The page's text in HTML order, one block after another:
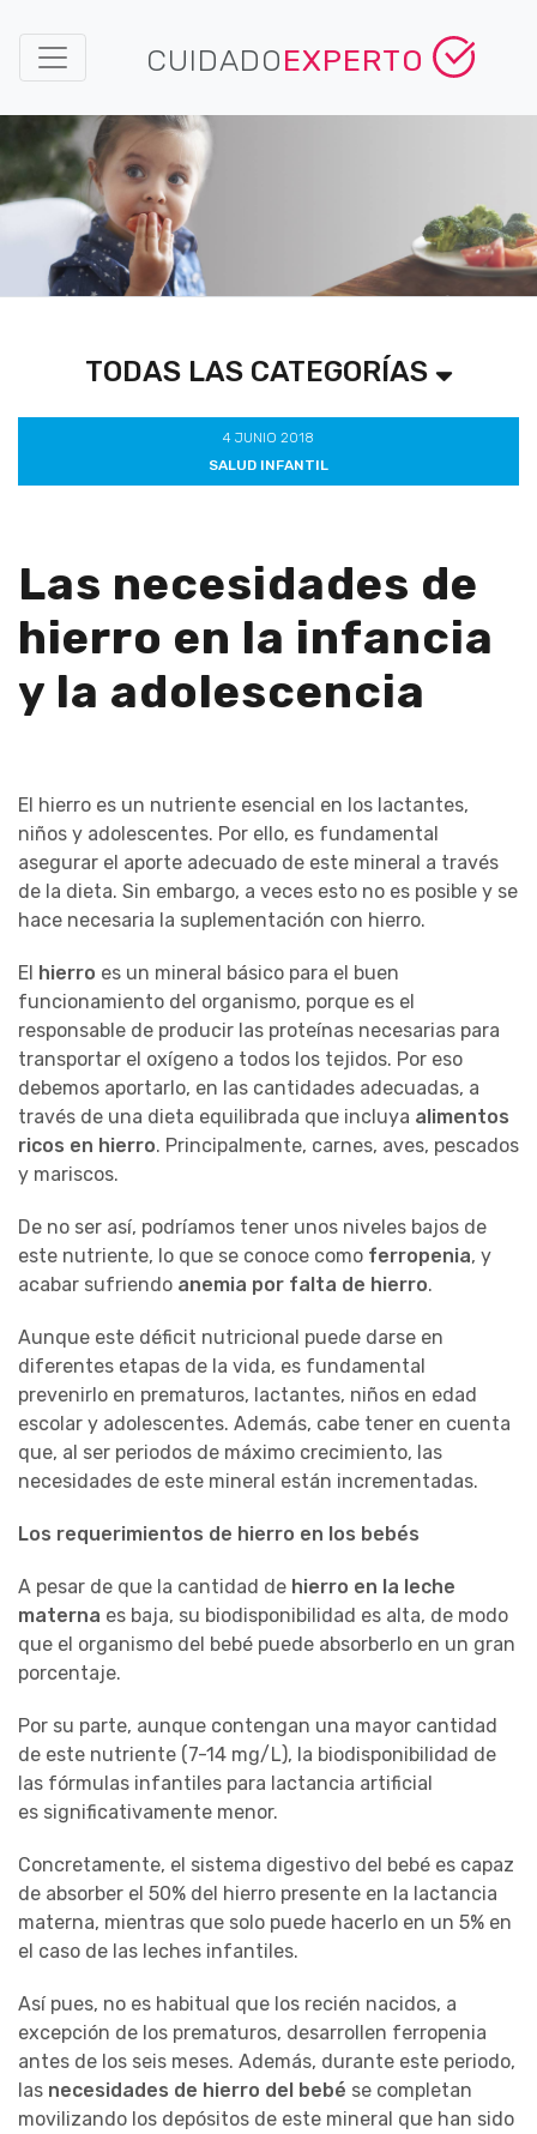
CUIDADOEXPERTO
TODAS LAS CATEGORÍAS
4 JUNIO 2018
SALUD INFANTIL
Las necesidades de
hierro en la infancia
y la adolescencia
El hierro es un nutriente esencial en los lactantes,
niños y adolescentes. Por ello, es fundamental
asegurar el aporte adecuado de este mineral a través
de la dieta. Sin embargo, a veces esto no es posible y se
hace necesaria la suplementación con hierro.
El hierro es un mineral básico para el buen
funcionamiento del organismo, porque es el
responsable de producir las proteínas necesarias para
transportar el oxígeno a todos los tejidos. Por eso
debemos aportarlo, en las cantidades adecuadas, a
través de una dieta equilibrada que incluya alimentos
ricos en hierro. Principalmente, carnes, aves, pescados
y mariscos.
De no ser así, podríamos tener unos niveles bajos de
este nutriente, lo que se conoce como ferropenia, y
acabar sufriendo anemia por falta de hierro.
Aunque este déficit nutricional puede darse en
diferentes etapas de la vida, es fundamental
prevenirlo en prematuros, lactantes, niños en edad
escolar y adolescentes. Además, cabe tener en cuenta
que, al ser periodos de máximo crecimiento, las
necesidades de este mineral están incrementadas.
Los requerimientos de hierro en los bebés
A pesar de que la cantidad de hierro en la leche
materna es baja, su biodisponibilidad es alta, de modo
que el organismo del bebé puede absorberlo en un gran
porcentaje.
Por su parte, aunque contengan una mayor cantidad
de este nutriente (7-14 mg/L), la biodisponibilidad de
las fórmulas infantiles para lactancia artificial
es significativamente menor.
Concretamente, el sistema digestivo del bebé es capaz
de absorber el 50% del hierro presente en la lactancia
materna, mientras que solo puede hacerlo en un 5% en
el caso de las leches infantiles.
Así pues, no es habitual que los recién nacidos, a
excepción de los prematuros, desarrollen ferropenia
antes de los seis meses. Además, durante este periodo,
las necesidades de hierro del bebé se completan
movilizando los depósitos de este mineral que han sido